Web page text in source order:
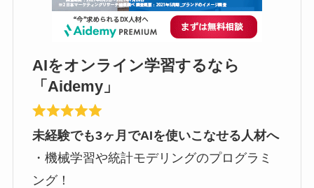
AIをオンライン学習するなら
「Aidemy」
未経験でも3ヶ月でAIを使いこなせる人材へ
・機械学習や統計モデリングのプログラミ
ング！